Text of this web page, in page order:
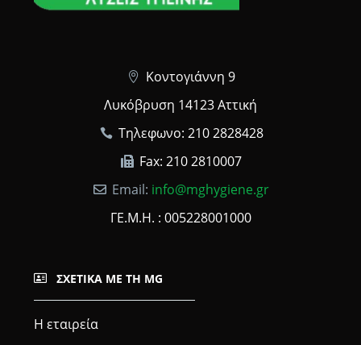
Κοντογιάννη 9
Λυκόβρυση 14123 Αττική
Τηλεφωνο: 210 2828428
Fax: 210 2810007
Email: info@mghygiene.gr
ΓΕ.Μ.Η. : 005228001000
ΣΧΕΤΙΚΆ ΜΕ ΤΗ MG
Η εταιρεία